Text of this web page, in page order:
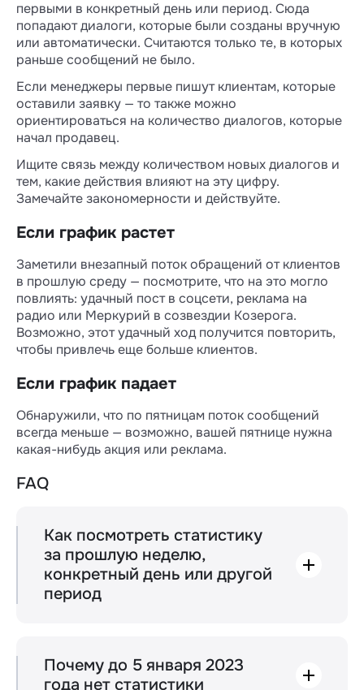
первыми в конкретный день или период. Сюда
попадают диалоги, которые были созданы вручную
или автоматически. Считаются только те, в которых
раньше сообщений не было.
Если менеджеры первые пишут клиентам, которые
оставили заявку — то также можно
ориентироваться на количество диалогов, которые
начал продавец.
Ищите связь между количеством новых диалогов и
тем, какие действия влияют на эту цифру.
Замечайте закономерности и действуйте.
Если график растет
Заметили внезапный поток обращений от клиентов
в прошлую среду — посмотрите, что на это могло
повлиять: удачный пост в соцсети, реклама на
радио или Меркурий в созвездии Козерога.
Возможно, этот удачный ход получится повторить,
чтобы привлечь еще больше клиентов.
Если график падает
Обнаружили, что по пятницам поток сообщений
всегда меньше — возможно, вашей пятнице нужна
какая-нибудь акция или реклама.
FAQ
Как посмотреть статистику
за прошлую неделю,
конкретный день или другой
период
настроить произвольный период и
посмотреть статистику хоть за три
Почему до 5 января 2023
года нет статистики